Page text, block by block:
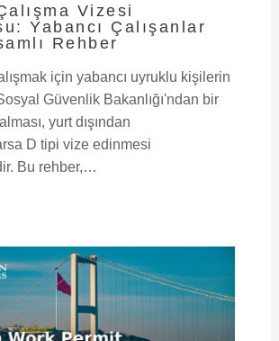
Vizesi
Yabancı Çalışanlar
Rehber
için yabancı uyruklu kişilerin
Güvenlik Bakanlığı'ndan bir
yurt dışından
D tipi vize edinmesi
Bu rehber,…